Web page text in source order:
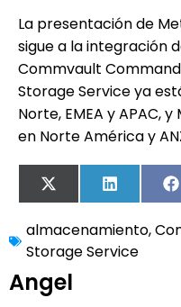
La presentación de
sigue a la integración
Commvault
Storage Service ya
Norte, EMEA y APAC,
en Norte América y
X
(Twitter)
LinkedIn
almacenamiento,
Storage Service
Angel